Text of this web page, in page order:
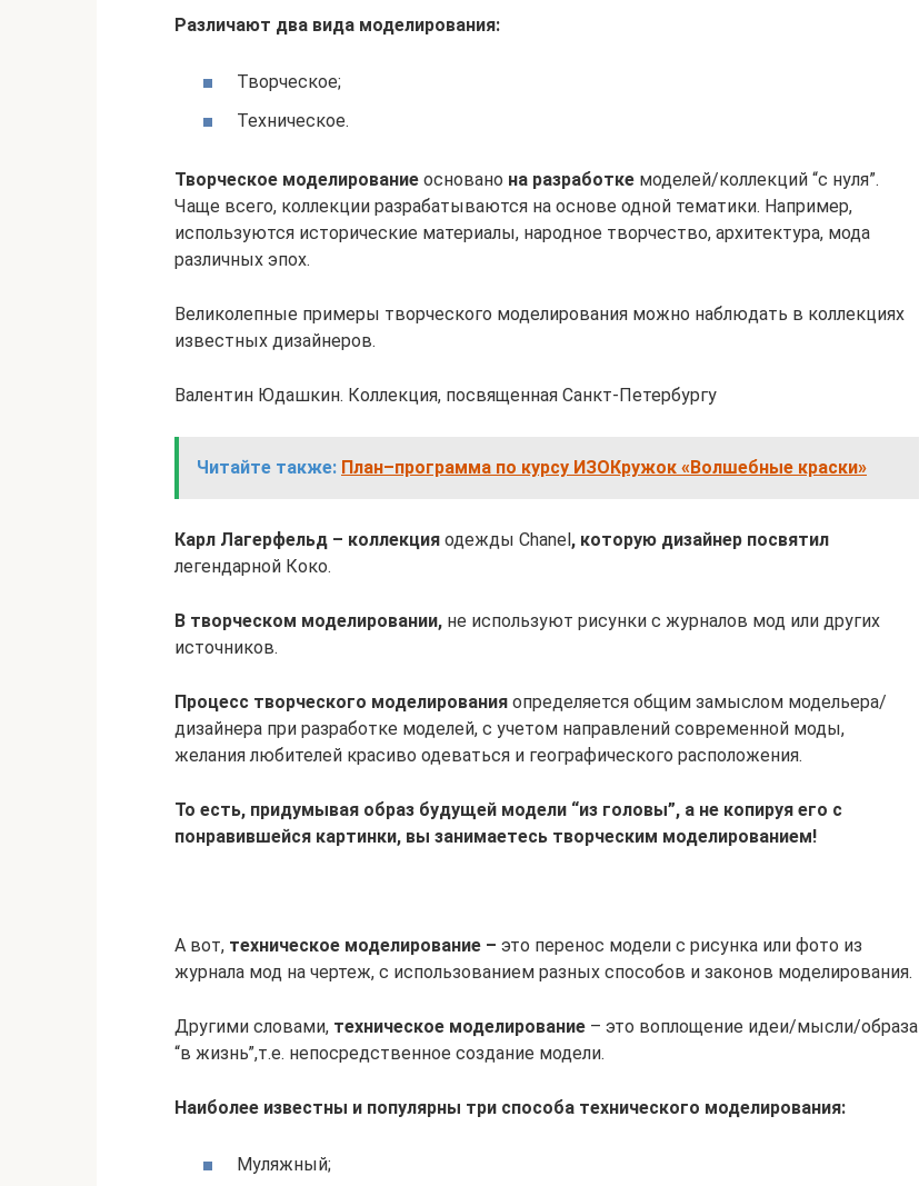
Различают два вида моделирования:
Творческое;
Техническое.
Творческое моделирование основано на разработке моделей/коллекций “с нуля”.
Чаще всего, коллекции разрабатываются на основе одной тематики. Например,
используются исторические материалы, народное творчество, архитектура, мода
различных эпох.
Великолепные примеры творческого моделирования можно наблюдать в коллекциях
известных дизайнеров.
Валентин Юдашкин. Коллекция, посвященная Санкт-Петербургу
Читайте также: План–программа по курсу ИЗОКружок «Волшебные краски»
Карл Лагерфельд – коллекция одежды Chanel, которую дизайнер посвятил
легендарной Коко.
В творческом моделировании, не используют рисунки с журналов мод или других
источников.
Процесс творческого моделирования определяется общим замыслом модельера/
дизайнера при разработке моделей, с учетом направлений современной моды,
желания любителей красиво одеваться и географического расположения.
То есть, придумывая образ будущей модели “из головы”, а не копируя его с
понравившейся картинки, вы занимаетесь творческим моделированием!
А вот, техническое моделирование – это перенос модели с рисунка или фото из
журнала мод на чертеж, с использованием разных способов и законов моделирования.
Другими словами, техническое моделирование – это воплощение идеи/мысли/образа
“в жизнь”,т.е. непосредственное создание модели.
Наиболее известны и популярны три способа технического моделирования:
Муляжный;